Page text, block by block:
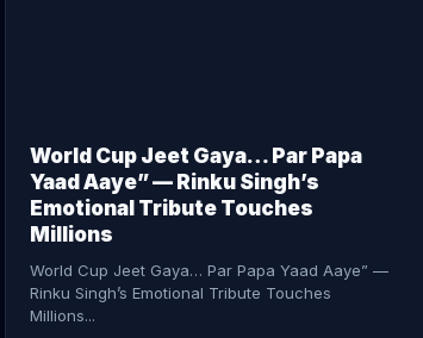
World Cup Jeet Gaya… Par Papa
Yaad Aaye” — Rinku Singh’s
Emotional Tribute Touches
Millions
World Cup Jeet Gaya… Par Papa Yaad Aaye” —
Rinku Singh’s Emotional Tribute Touches
Millions...